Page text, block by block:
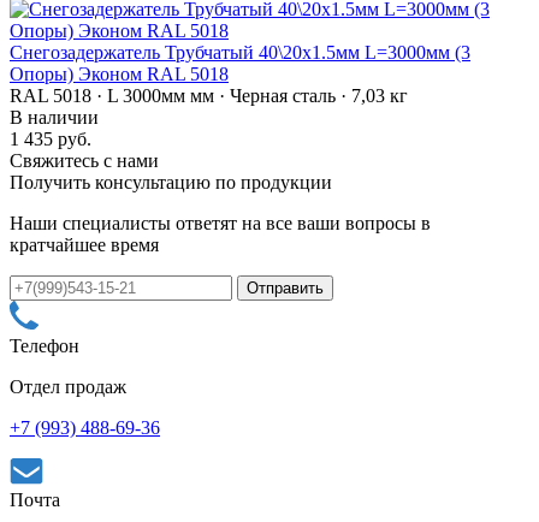
Снегозадержатель Трубчатый 40\20х1.5мм L=3000мм (3
Опоры) Эконом RAL 5018
RAL 5018 · L 3000мм мм · Черная сталь · 7,03 кг
В наличии
1 435 руб.
Свяжитесь с нами
Получить консультацию по продукции
Наши специалисты ответят на все ваши вопросы в
кратчайшее время
Телефон
Отдел продаж
+7 (993) 488-69-36
Почта